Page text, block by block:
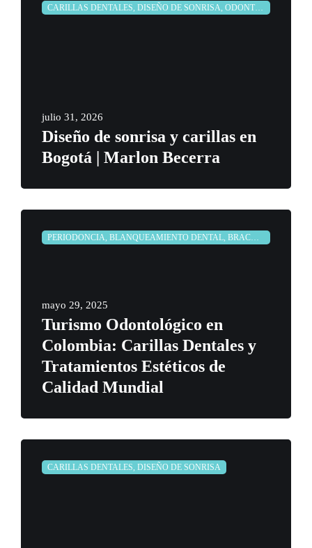
CARILLAS DENTALES, DISEÑO DE SONRISA, ODONTOLOGÍA
julio 31, 2026
Diseño de sonrisa y carillas en
Bogotá | Marlon Becerra
PERIODONCIA, BLANQUEAMIENTO DENTAL, BRACKETS, CARILLAS DENTALES, CORONAS DENTALES, DISEÑO DE SONRISA, ENDODONCIAS, IMPLANTES DENTALES, ODONTOLOGÍA, ORTODONCIA, PREVENCIÓN, PRÓTESIS DENTALES, PUENTES DENTALES, REHABILITACIÓN ORAL
mayo 29, 2025
Turismo Odontológico en
Colombia: Carillas Dentales y
Tratamientos Estéticos de
Calidad Mundial
CARILLAS DENTALES, DISEÑO DE SONRISA